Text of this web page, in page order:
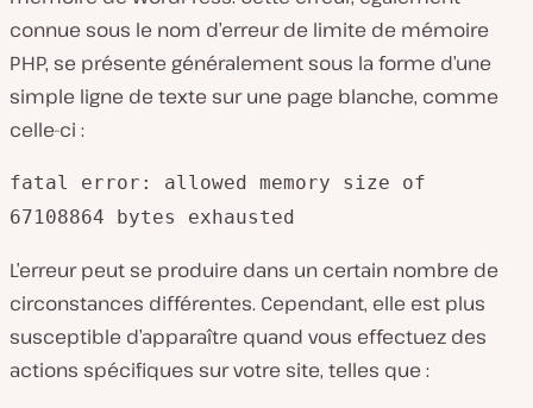
connue sous le nom d’erreur de limite de mémoire
PHP, se présente généralement sous la forme d’une
simple ligne de texte sur une page blanche, comme
celle-ci :
fatal error: allowed memory size of
67108864 bytes exhausted
L’erreur peut se produire dans un certain nombre de
circonstances différentes. Cependant, elle est plus
susceptible d’apparaître quand vous effectuez des
actions spécifiques sur votre site, telles que :